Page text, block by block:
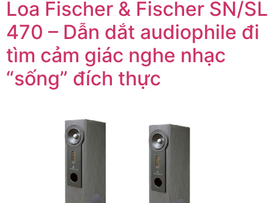
Loa Fischer & Fischer SN/SL
470 – Dẫn dắt audiophile đi
tìm cảm giác nghe nhạc
“sống” đích thực